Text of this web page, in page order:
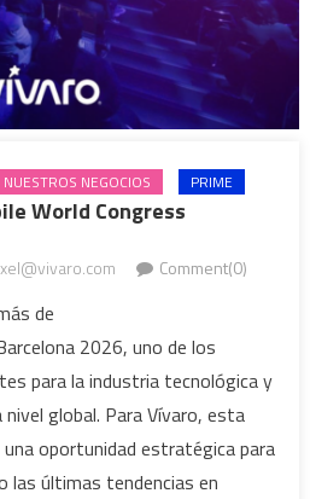
NUESTROS NEGOCIOS PRIME
World Congress
Comment(0)
de
2026, uno de los
para la industria tecnológica y
global. Para Vívaro, esta
oportunidad estratégica para
las últimas tendencias en